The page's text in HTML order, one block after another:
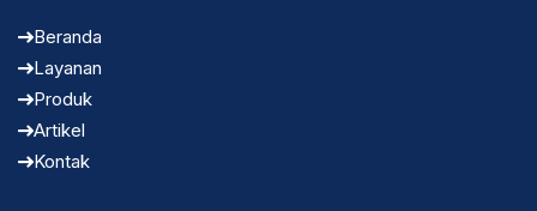
Beranda
Layanan
Produk
Artikel
Kontak